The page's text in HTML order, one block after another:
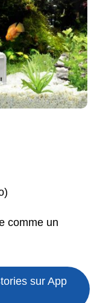
comme un
sur App